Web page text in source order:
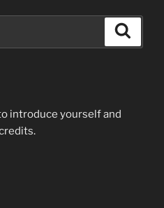
introduce yourself and